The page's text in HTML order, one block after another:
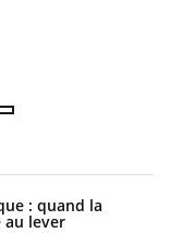
: quand la
au lever